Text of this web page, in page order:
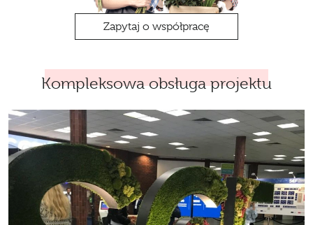
Zapytaj o współpracę
Kompleksowa obsługa projektu